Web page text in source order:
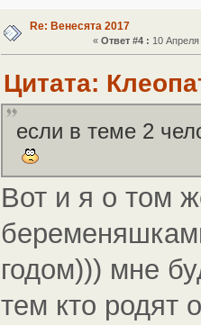
Re: Венесята 2017
«Ответ #4 : 10
Цитата:
если в теме 2
Вот и я о том
годом))) мне
тем кто родят